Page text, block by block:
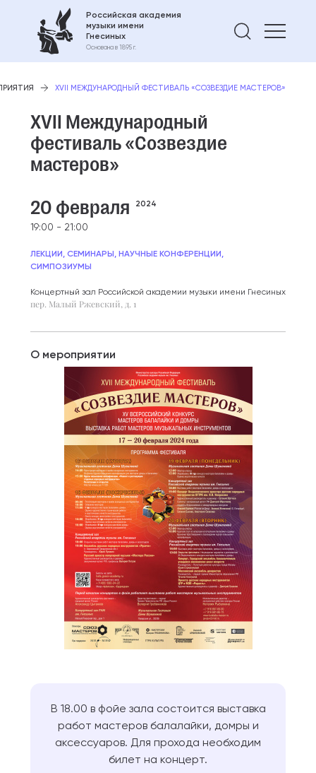
Российская академия
музыки имени
Гнесиных
Основана в 1895 г.
Найти
XVII МЕЖДУНАРОДНЫЙ ФЕСТИВАЛЬ «СОЗВЕЗДИЕ МАСТЕРОВ»
XVII Международный
фестиваль «Созвездие
мастеров»
20 февраля
2024
19:00 - 21:00
ЛЕКЦИИ, СЕМИНАРЫ, НАУЧНЫЕ КОНФЕРЕНЦИИ,
СИМПОЗИУМЫ
Концертный зал Российской академии музыки имени Гнесиных
пер. Малый Ржевский, д. 1
О мероприятии
В 18.00 в фойе зала состоится выставка
работ мастеров балалайки, домры и
аксессуаров. Для прохода необходим
билет на концерт.